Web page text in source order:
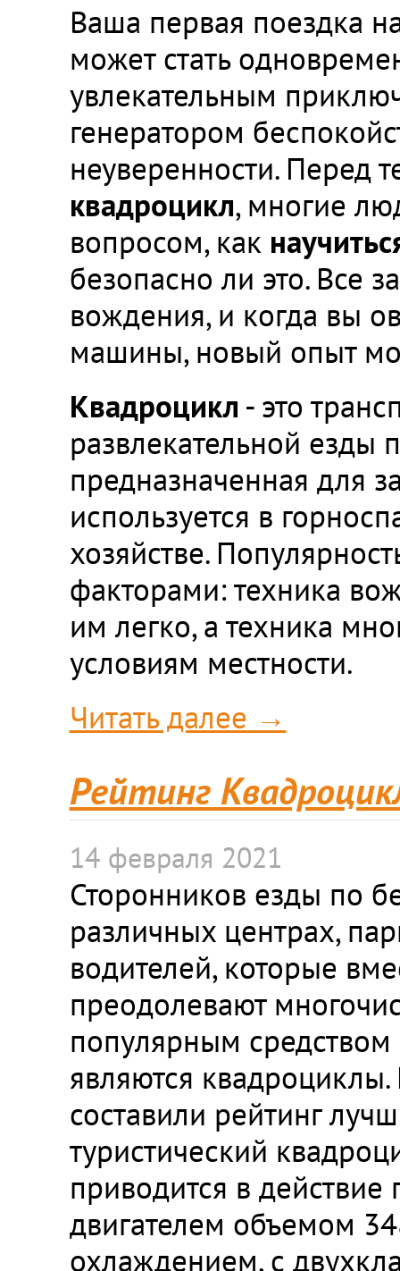
Ваша первая поездка
может стать
увлекательным
генератором
неуверенности. Перед
квадроцикл, многие
вопросом, как
безопасно ли это. Все
вождения, и когда вы
машины, новый опыт
Квадроцикл - это
развлекательной
предназначенная для
используется в
хозяйстве.
факторами: техника
им легко, а техника
условиям местности.
Читать далее →
Рейтинг
14 февраля 2021
Сторонников езды по
различных центрах,
водителей, которые
преодолевают
популярным
являются
составили рейтинг
туристический
приводится в
двигателем объемом
охлаждением, с